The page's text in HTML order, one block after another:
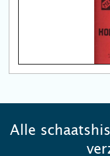
Alle